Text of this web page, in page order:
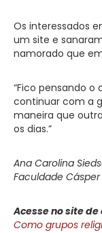
Os interessados
um site e
namorado que
“Fico pensando
continuar com a
maneira que
os dias.”
Ana Carolina
Faculdade Cásper
Acesse no site
Como grupos